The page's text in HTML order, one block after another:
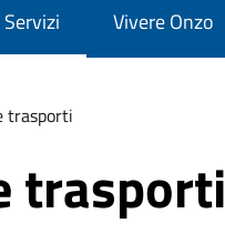
Servizi Vivere Onzo
trasporti
trasporti